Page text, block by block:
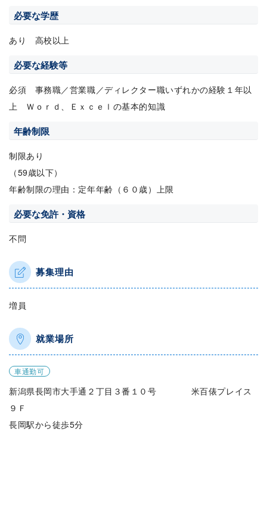
必要な学歴
あり 高校以上
必要な経験等
必須 事務職／営業職／ディレクター職いずれかの経験１年以
上 Ｗｏｒｄ、Ｅｘｃｅｌの基本的知識
年齢制限
制限あり
（59歳以下）
年齢制限の理由：定年年齢（６０歳）上限
必要な免許・資格
不問
募集理由
増員
就業場所
車通勤可
新潟県長岡市大手通２丁目３番１０号 米百俵プレイス
９Ｆ
長岡駅から徒歩5分